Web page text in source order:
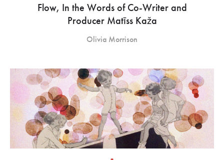
Flow, In the Words of Co-Writer and
Producer Matīss Kaža
Olivia Morrison